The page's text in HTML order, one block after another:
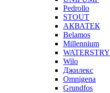
Pedrollo
STOUT
АКВАТЕК
Belamos
Millennium
WATERSTRY
Wilo
Джилекс
Omnigena
Grundfos